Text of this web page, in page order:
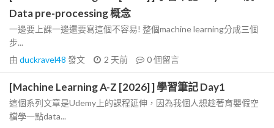
Data pre-processing 概念
一邊要上課一邊還要寫這個不容易! 整個machine learning分成三個
步...
由 duckravel48 發文 2 天前 0個留言
[Machine Learning A-Z [2026] ] 學習筆記 Day1
這個系列文章是Udemy上的課程延伸，因為我個人想趁著育嬰假空
檔學一點data...